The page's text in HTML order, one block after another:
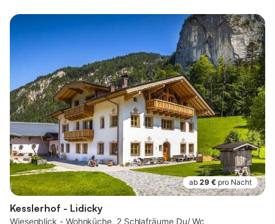
ab 29 € pro Nacht
Kesslerhof - Lidicky
Wiesenblick - Wohnküche, 2 Schlafräume Du/ Wc